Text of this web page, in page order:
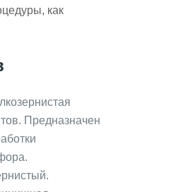
как
Предназначен